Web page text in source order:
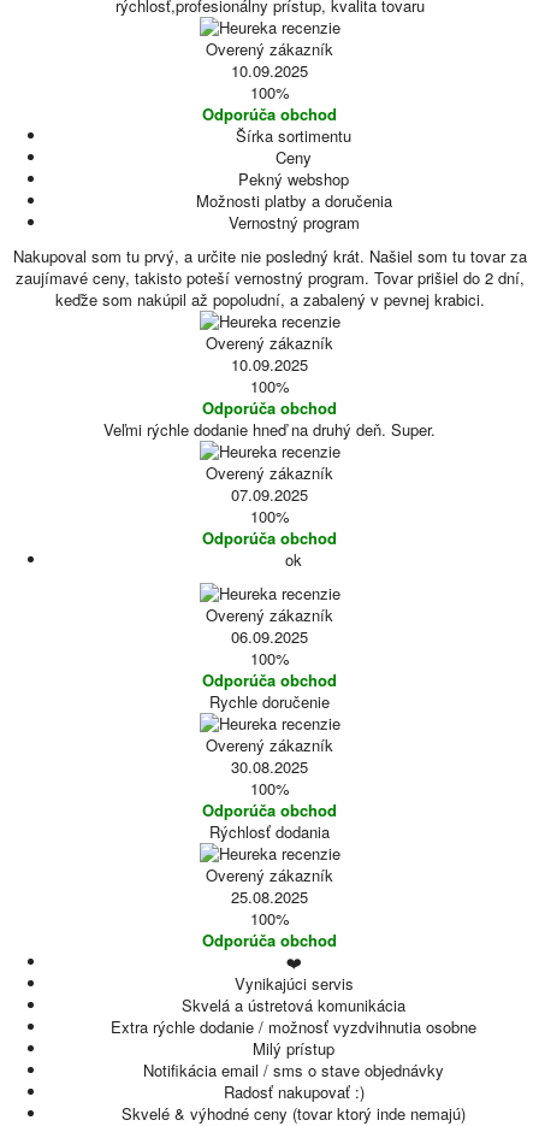
rýchlosť,profesionálny prístup, kvalita tovaru
Overený zákazník
10.09.2025
100%
Odporúča obchod
Šírka sortimentu
Ceny
Pekný webshop
Možnosti platby a doručenia
Vernostný program
Nakupoval som tu prvý, a určite nie posledný krát. Našiel som tu tovar za
zaujímavé ceny, takisto poteší vernostný program. Tovar prišiel do 2 dní,
keďže som nakúpil až popoludní, a zabalený v pevnej krabici.
Overený zákazník
10.09.2025
100%
Odporúča obchod
Veľmi rýchle dodanie hneď na druhý deň. Super.
Overený zákazník
07.09.2025
100%
Odporúča obchod
ok
Overený zákazník
06.09.2025
100%
Odporúča obchod
Rychle doručenie
Overený zákazník
30.08.2025
100%
Odporúča obchod
Rýchlosť dodania
Overený zákazník
25.08.2025
100%
Odporúča obchod
❤️
Vynikajúci servis
Skvelá a ústretová komunikácia
Extra rýchle dodanie / možnosť vyzdvihnutia osobne
Milý prístup
Notifikácia email / sms o stave objednávky
Radosť nakupovať :)
Skvelé & výhodné ceny (tovar ktorý inde nemajú)